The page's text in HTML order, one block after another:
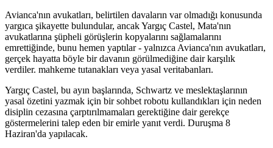
Avianca'nın avukatları, belirtilen davaların var olmadığı konusunda
yargıca şikayette bulundular, ancak Yargıç Castel, Mata'nın
avukatlarına şüpheli görüşlerin kopyalarını sağlamalarını
emrettiğinde, bunu hemen yaptılar - yalnızca Avianca'nın avukatları,
gerçek hayatta böyle bir davanın görülmediğine dair karşılık
verdiler. mahkeme tutanakları veya yasal veritabanları.
Yargıç Castel, bu ayın başlarında, Schwartz ve meslektaşlarının
yasal özetini yazmak için bir sohbet robotu kullandıkları için neden
disiplin cezasına çarptırılmamaları gerektiğine dair gerekçe
göstermelerini talep eden bir emirle yanıt verdi. Duruşma 8
Haziran'da yapılacak.